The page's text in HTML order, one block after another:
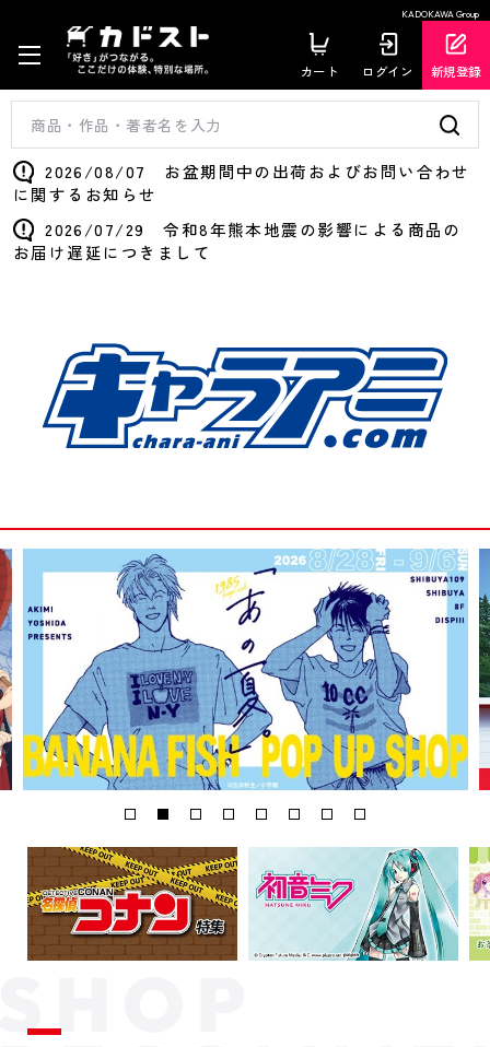
KADOKAWA Group
カート ログイン 新規登録
2026/08/07 お盆期間中の出荷およびお問い合わせ
に関するお知らせ
2026/07/29 令和8年熊本地震の影響による商品の
お届け遅延につきまして